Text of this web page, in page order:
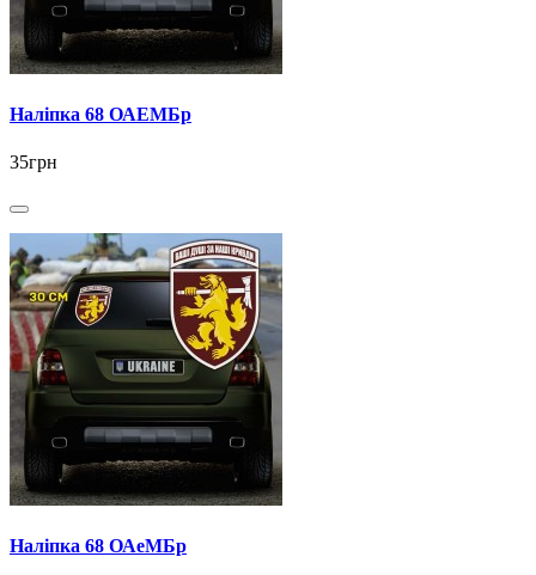
Наліпка 68 ОАЕМБр
35грн
Наліпка 68 ОАеМБр